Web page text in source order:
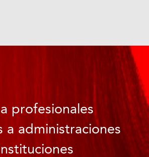
profesionales
a administraciones